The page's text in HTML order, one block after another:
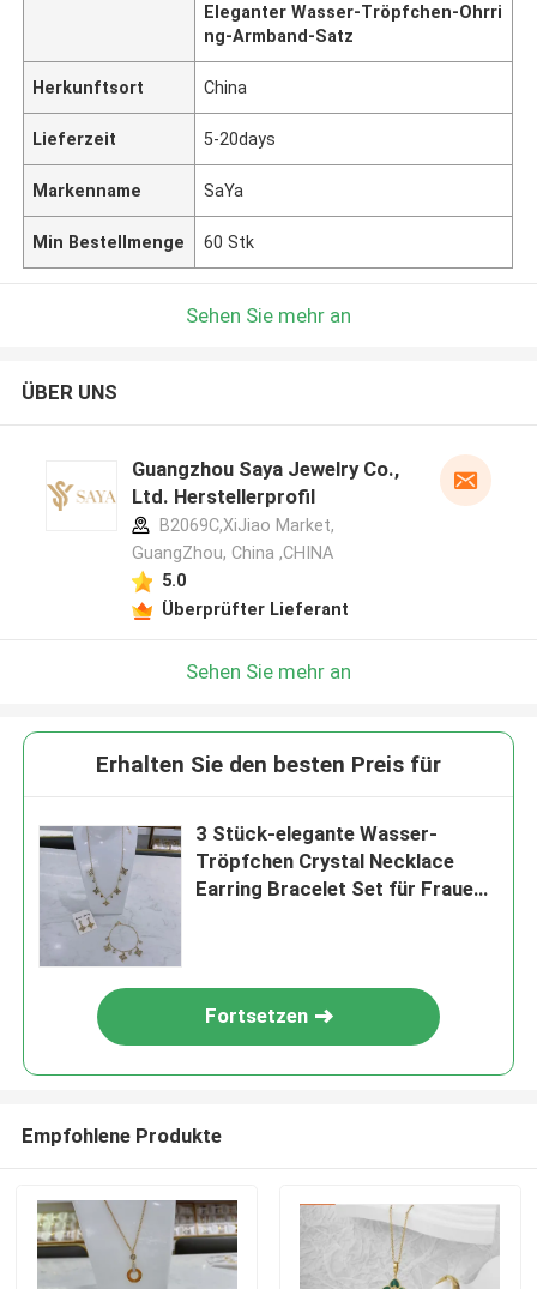
Eleganter Wasser-Tröpfchen-Ohrri
ng-Armband-Satz
Herkunftsort China
Lieferzeit 5-20days
Markenname SaYa
Min Bestellmenge 60 Stk
Sehen Sie mehr an
ÜBER UNS
Guangzhou Saya Jewelry Co.,
Ltd. Herstellerprofil
B2069C,XiJiao Market,
GuangZhou, China ,CHINA
5.0
Überprüfter Lieferant
Sehen Sie mehr an
Erhalten Sie den besten Preis für
3 Stück-elegante Wasser-
Tröpfchen Crystal Necklace
Earring Bracelet Set für Frauen-
Fortsetzen
Empfohlene Produkte